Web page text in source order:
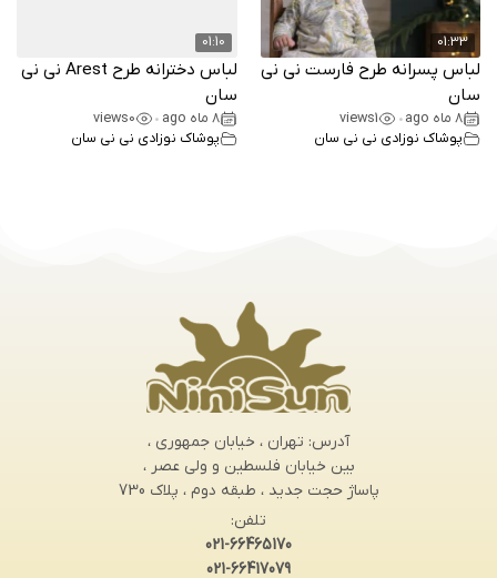
01:33
لباس پسرانه طرح فارست نی نی
سان
8 ماه ago •
1
views
پوشاک نوزادی نی نی سان
01:10
لباس دخترانه طرح Arest نی نی
سان
8 ماه ago •
0
views
پوشاک نوزادی نی نی سان
آدرس: تهران ، خیابان جمهوری ،
بین خیابان فلسطین و ولی عصر ،
پاساژ حجت جدید ، طبقه دوم ، پلاک 730
تلفن:
021-66465170
021-66417079